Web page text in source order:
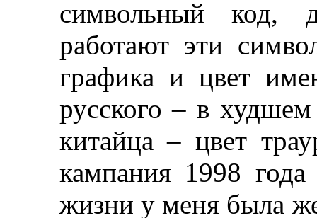
символьный код,
работают эти
графика и цвет
русского– в худшем
китайца– цвет
кампания 1998
жизни у меня была